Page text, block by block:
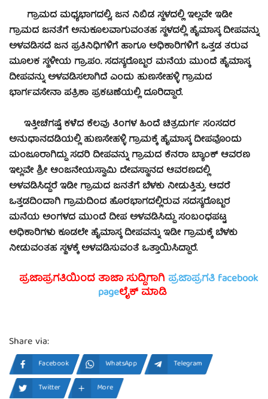
ಗ್ರಾಮದ ಮಧ್ಯಭಾಗದಲ್ಲಿ, ಜನ ನಿಬಿಡ ಸ್ಥಳದಲ್ಲಿ ಇಲ್ಲವೇ ಇಡೀ
ಗ್ರಾಮದ ಜನತೆಗೆ ಅನುಕೂಲವಾಗುವಂತಹ ಸ್ಥಳದಲ್ಲಿ ಹೈಮಾಸ್ಕ ದೀಪವನ್ನು
ಅಳವಡಿಸದೆ ಜನ ಪ್ರತಿನಿಧಿಗಳಿಗೆ ಹಾಗೂ ಅಧಿಕಾರಿಗಳಿಗೆ ಒತ್ತಡ ತರುವ
ಮೂಲಕ ಸ್ಥಳೀಯ ಗ್ರಾ.ಪಂ. ಸದಸ್ಯರೊಬ್ಬರ ಮನೆಯ ಮುಂದೆ ಹೈಮಾಸ್ಕ
ದೀಪವನ್ನು ಅಳವಡಿಸಲಾಗಿದೆ ಎಂದು ಹುಣಸೇಹಳ್ಳಿ ಗ್ರಾಮದ
ಭಾರ್ಗವಸೇನಾ ಪತ್ರಿಕಾ ಪ್ರಕಟಣೆಯಲ್ಲಿ ದೂರಿದ್ದಾರೆ.
ಇತ್ತೀಚೆಗಷ್ಟೆ ಕಳೆದ ಕೆಲವು ತಿಂಗಳ ಹಿಂದೆ ಚಿತ್ರದುರ್ಗ ಸಂಸದರ
ಅನುಧಾನದಡಿಯಲ್ಲಿ ಹುಣಸೇಹಳ್ಳಿ ಗ್ರಾಮಕ್ಕೆ ಹೈಮಾಸ್ಕ ದೀಪವೊಂದು
ಮಂಜೂರಾಗಿದ್ದು ಸದರಿ ದೀಪವನ್ನು ಗ್ರಾಮದ ಕೆನರಾ ಬ್ಯಾಂಕ್ ಆವರಣ
ಇಲ್ಲವೇ ಶ್ರೀ ಆಂಜನೇಯಸ್ವಾಮಿ ದೇವಸ್ಥಾನದ ಆವರಣದಲ್ಲಿ
ಅಳವಡಿಸಿದ್ದರೆ ಇಡೀ ಗ್ರಾಮದ ಜನತೆಗೆ ಬೆಳಕು ನೀಡುತ್ತಿತ್ತು. ಆದರೆ
ಒತ್ತಡದಿಂದಾಗಿ ಗ್ರಾಮದಿಂದ ಹೊರಭಾಗದಲ್ಲಿರುವ ಸದಸ್ಯರೊಬ್ಬರ
ಮನೆಯ ಅಂಗಳದ ಮುಂದೆ ದೀಪ ಅಳವಡಿಸಿದ್ದು ಸಂಬಂಧಪಟ್ಟ
ಅಧಿಕಾರಿಗಳು ಕೂಡಲೇ ಹೈಮಾಸ್ಕ ದೀಪವನ್ನು ಇಡೀ ಗ್ರಾಮಕ್ಕೆ ಬೆಳಕು
ನೀಡುವಂತಹ ಸ್ಥಳಕ್ಕೆ ಅಳವಡಿಸುವಂತೆ ಒತ್ತಾಯಿಸಿದ್ದಾರೆ.
ಪ್ರಜಾಪ್ರಗತಿಯಿಂದ ತಾಜಾ ಸುದ್ದಿಗಾಗಿ ಪ್ರಜಾಪ್ರಗತಿ facebook
pageಲೈಕ್ ಮಾಡಿ
Share via:
Facebook WhatsApp
Telegram
Twitter
More